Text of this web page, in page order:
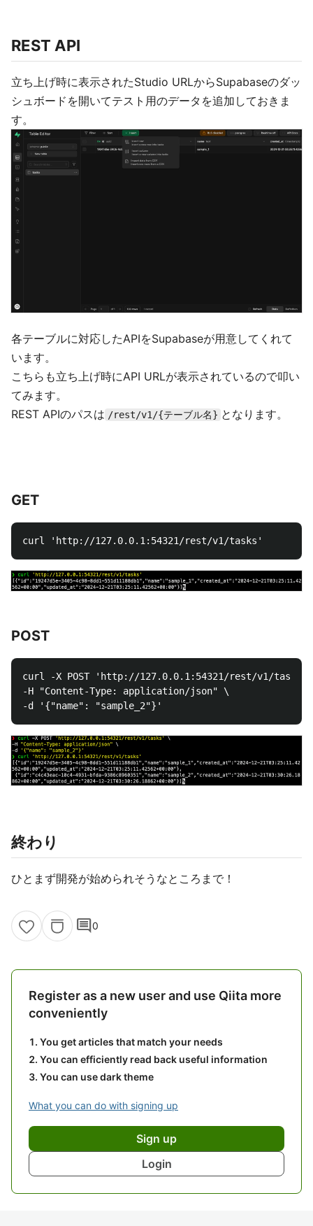
REST API
立ち上げ時に表示されたStudio URLからSupabaseのダッ
シュボードを開いてテスト用のデータを追加しておきま
す。
各テーブルに対応したAPIをSupabaseが用意してくれて
います。
こちらも立ち上げ時にAPI URLが表示されているので叩い
てみます。
REST APIのパスは /rest/v1/{テーブル名} となります。
GET
POST
curl -X POST 'http://127.0.0.1:54321/rest/v1/
-H "Content-Type: application/json" \
終わり
ひとまず開発が始められそうなところまで！
comment0
Register as a new user and use Qiita more
conveniently
You get articles that match your needs
You can efficiently read back useful information
You can use dark theme
What you can do with signing up
Sign up
Login